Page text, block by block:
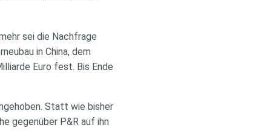
sei die Nachfrage
in China, dem
Euro fest. Bis Ende
Statt wie bisher
gegenüber P&R auf ihn